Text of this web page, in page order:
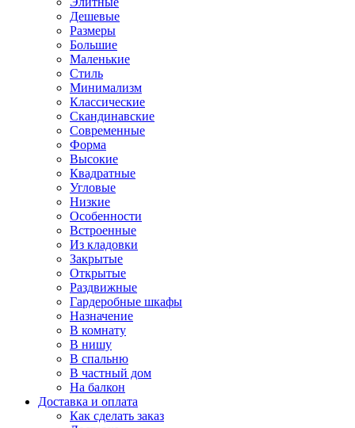
Дешевые
Размеры
Большие
Маленькие
Стиль
Минимализм
Классические
Скандинавские
Современные
Форма
Высокие
Квадратные
Угловые
Низкие
Особенности
Встроенные
Из кладовки
Закрытые
Открытые
Раздвижные
Гардеробные шкафы
Назначение
В комнату
В нишу
В спальню
В частный дом
На балкон
Доставка и оплата
Как сделать заказ